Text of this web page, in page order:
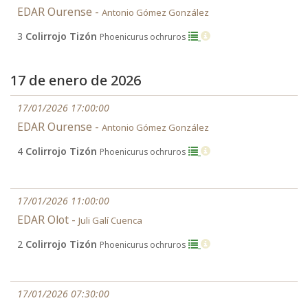
EDAR Ourense - Antonio Gómez González
3 Colirrojo Tizón Phoenicurus ochruros
17 de enero de 2026
17/01/2026 17:00:00
EDAR Ourense - Antonio Gómez González
4 Colirrojo Tizón Phoenicurus ochruros
17/01/2026 11:00:00
EDAR Olot - Juli Galí Cuenca
2 Colirrojo Tizón Phoenicurus ochruros
17/01/2026 07:30:00